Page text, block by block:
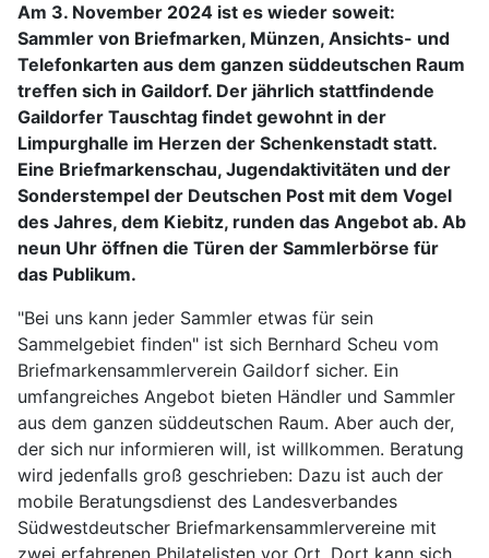
Am 3. November 2024 ist es wieder soweit:
Sammler von Briefmarken, Münzen, Ansichts- und
Telefonkarten aus dem ganzen süddeutschen Raum
treffen sich in Gaildorf. Der jährlich stattfindende
Gaildorfer Tauschtag findet gewohnt in der
Limpurghalle im Herzen der Schenkenstadt statt.
Eine Briefmarkenschau, Jugendaktivitäten und der
Sonderstempel der Deutschen Post mit dem Vogel
des Jahres, dem Kiebitz, runden das Angebot ab. Ab
neun Uhr öffnen die Türen der Sammlerbörse für
das Publikum.
"Bei uns kann jeder Sammler etwas für sein
Sammelgebiet finden" ist sich Bernhard Scheu vom
Briefmarkensammlerverein Gaildorf sicher. Ein
umfangreiches Angebot bieten Händler und Sammler
aus dem ganzen süddeutschen Raum. Aber auch der,
der sich nur informieren will, ist willkommen. Beratung
wird jedenfalls groß geschrieben: Dazu ist auch der
mobile Beratungsdienst des Landesverbandes
Südwestdeutscher Briefmarkensammlervereine mit